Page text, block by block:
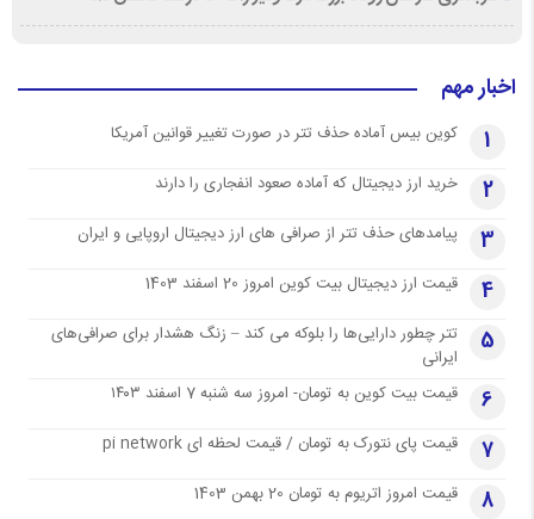
اخبار مهم
1 کوین بیس آماده حذف تتر در صورت تغییر قوانین آمریکا
2 خرید ارز دیجیتال که آماده صعود انفجاری را دارند
3 پیامدهای حذف تتر از صرافی های ارز دیجیتال اروپایی و ایران
4 قیمت ارز دیجیتال بیت کوین امروز 20 اسفند 1403
5
تتر چطور دارایی‌ها را بلوکه می کند – زنگ هشدار برای صرافی‌های
ایرانی
6 قیمت بیت کوین به تومان- امروز سه شنبه 7 اسفند ۱۴۰۳
7 قیمت پای نتورک به تومان / قیمت لحظه ای pi network
8 قیمت امروز اتریوم به تومان 20 بهمن 1403